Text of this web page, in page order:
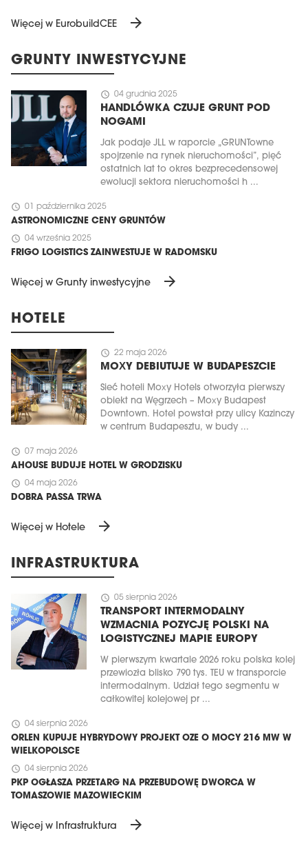
Więcej w EurobuildCEE arrow_forward
GRUNTY INWESTYCYJNE
schedule 04 grudnia 2025
HANDLÓWKA CZUJE GRUNT POD
NOGAMI
Jak podaje JLL w raporcie „GRUNTowne
spojrzenie na rynek nieruchomości”, pięć
ostatnich lat to okres bezprecedensowej
ewolucji sektora nieruchomości h ...
schedule 01 października 2025
ASTRONOMICZNE CENY GRUNTÓW
schedule 04 września 2025
FRIGO LOGISTICS ZAINWESTUJE W RADOMSKU
Więcej w Grunty inwestycyjne arrow_forward
HOTELE
schedule 22 maja 2026
MOXY DEBIUTUJE W BUDAPESZCIE
Sieć hoteli Moxy Hotels otworzyła pierwszy
obiekt na Węgrzech – Moxy Budapest
Downtown. Hotel powstał przy ulicy Kazinczy
w centrum Budapesztu, w budy ...
schedule 07 maja 2026
AHOUSE BUDUJE HOTEL W GRODZISKU
schedule 04 maja 2026
DOBRA PASSA TRWA
Więcej w Hotele arrow_forward
INFRASTRUKTURA
schedule 05 sierpnia 2026
TRANSPORT INTERMODALNY
WZMACNIA POZYCJĘ POLSKI NA
LOGISTYCZNEJ MAPIE EUROPY
W pierwszym kwartale 2026 roku polska kolej
przewiozła blisko 790 tys. TEU w transporcie
intermodalnym. Udział tego segmentu w
całkowitej kolejowej pr ...
schedule 04 sierpnia 2026
ORLEN KUPUJE HYBRYDOWY PROJEKT OZE O MOCY 216 MW W
WIELKOPOLSCE
schedule 04 sierpnia 2026
PKP OGŁASZA PRZETARG NA PRZEBUDOWĘ DWORCA W
TOMASZOWIE MAZOWIECKIM
Więcej w Infrastruktura arrow_forward
MAGAZYN
Wydanie 6 (308)
CZERWIEC 2026
Więcej w tym wydaniu
Zamów teraz!